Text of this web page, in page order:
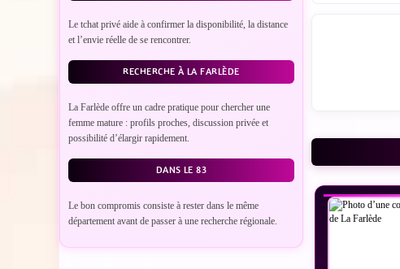
Le tchat privé aide à confirmer la disponibilité, la distance
et l’envie réelle de se rencontrer.
RECHERCHE À LA FARLÈDE
La Farlède offre un cadre pratique pour chercher une
femme mature : profils proches, discussion privée et
possibilité d’élargir rapidement.
DANS LE 83
Le bon compromis consiste à rester dans le même
département avant de passer à une recherche régionale.
VOIR LES